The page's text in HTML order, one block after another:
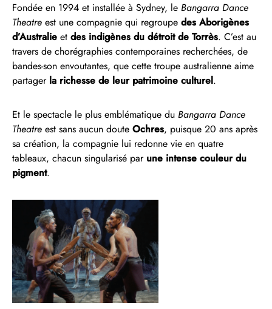
Fondée en 1994 et installée à Sydney, le Bangarra Dance
Theatre est une compagnie qui regroupe des Aborigènes
d’Australie et des indigènes du détroit de Torrès. C’est au
travers de chorégraphies contemporaines recherchées, de
bandes-son envoutantes, que cette troupe australienne aime
partager la richesse de leur patrimoine culturel.
Et le spectacle le plus emblématique du Bangarra Dance
Theatre est sans aucun doute Ochres, puisque 20 ans après
sa création, la compagnie lui redonne vie en quatre
tableaux, chacun singularisé par une intense couleur du
pigment.